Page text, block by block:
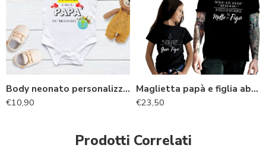
Body neonato personalizzato con nome per il papà
€10,90
Maglietta papà e figlia abbinata
€23,50
Prodotti Correlati